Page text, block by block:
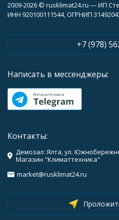
2009-2026 © rusklimat24.ru — ИП
ИНН 920100111544, ОГРНИП
+7 (978)
Написать в мессенджеры:
Контакты:
Демозал: Ялта, ул.
Магазин "Климаттехника"
market@rusklimat24.ru